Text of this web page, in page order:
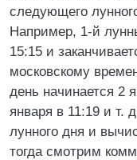
следующего
Например, 1-й
15:15 и
московскому
день начинается 2
января в 11:19 и т.
лунного дня и
тогда смотрим